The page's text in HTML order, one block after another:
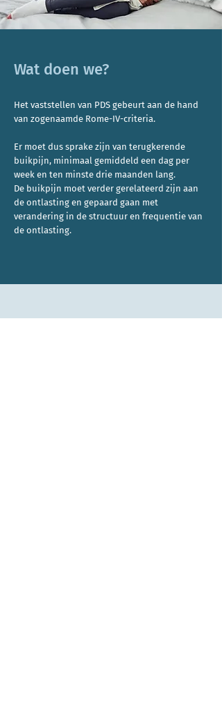
Wat doen we?
Het vaststellen van PDS gebeurt aan de hand
van zogenaamde Rome-IV-criteria.
Er moet dus sprake zijn van terugkerende
buikpijn, minimaal gemiddeld een dag per
week en ten minste drie maanden lang.
De buikpijn moet verder gerelateerd zijn aan
de ontlasting en gepaard gaan met
verandering in de structuur en frequentie van
de ontlasting.